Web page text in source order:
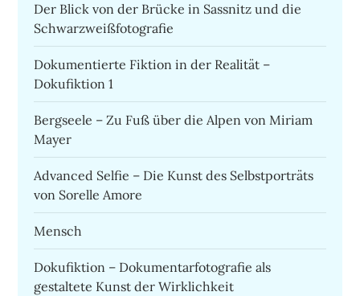
Der Blick von der Brücke in Sassnitz und die
Schwarzweißfotografie
Dokumentierte Fiktion in der Realität –
Dokufiktion 1
Bergseele – Zu Fuß über die Alpen von Miriam
Mayer
Advanced Selfie – Die Kunst des Selbstporträts
von Sorelle Amore
Mensch
Dokufiktion – Dokumentarfotografie als
gestaltete Kunst der Wirklichkeit